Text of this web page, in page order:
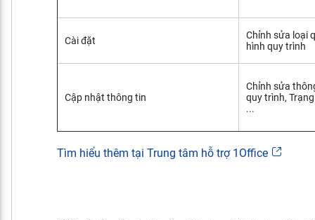
Cài đặt
Chỉnh sửa loại
hình quy trình
Cập nhật thông tin
Chỉnh sửa
quy trình,
...
Tìm hiểu thêm tại Trung tâm hỗ trợ 1Office